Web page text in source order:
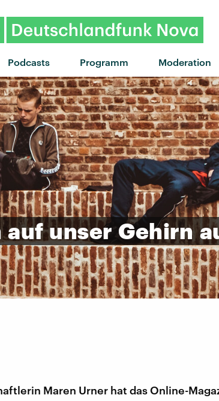
Podcasts Programm Moderation
"des fleurs" von Tove Lo X
auf unser Gehirn
Maren Urner hat das Online-